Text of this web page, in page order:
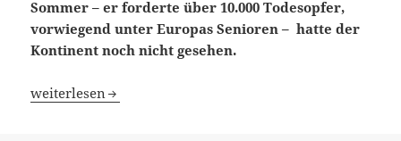
Sommer – er forderte über 10.000 Todesopfer,
vorwiegend unter Europas Senioren – hatte der
Kontinent noch nicht gesehen.
2003er Riesling GGs: Abschied ohne Wehmut
weiterlesen